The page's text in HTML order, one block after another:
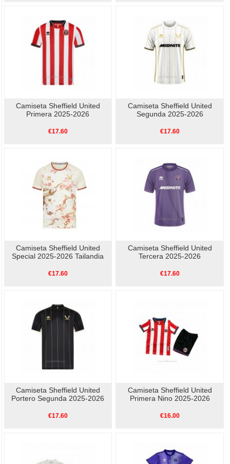
Camiseta Sheffield United
Primera 2025-2026
€17.60
Camiseta Sheffield United
Segunda 2025-2026
€17.60
Camiseta Sheffield United
Special 2025-2026 Tailandia
€17.60
Camiseta Sheffield United
Tercera 2025-2026
€17.60
Camiseta Sheffield United
Portero Segunda 2025-2026
€17.60
Camiseta Sheffield United
Primera Nino 2025-2026
€16.00